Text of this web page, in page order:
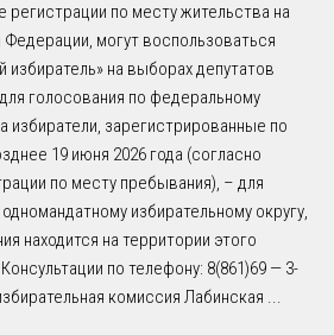
по месту жительства на
могут воспользоваться
на выборах депутатов
голосования по федеральному
избиратели, зарегистрированные по
19 июня 2026 года (согласно
по месту пребывания), – для
избирательному округу,
находится на территории этого
по телефону: 8(861)69 — 3-
комиссия Лабинская ...